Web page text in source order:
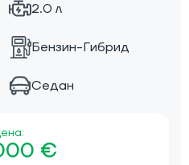
2.0 л
Бензин-Гибрид
Седан
€